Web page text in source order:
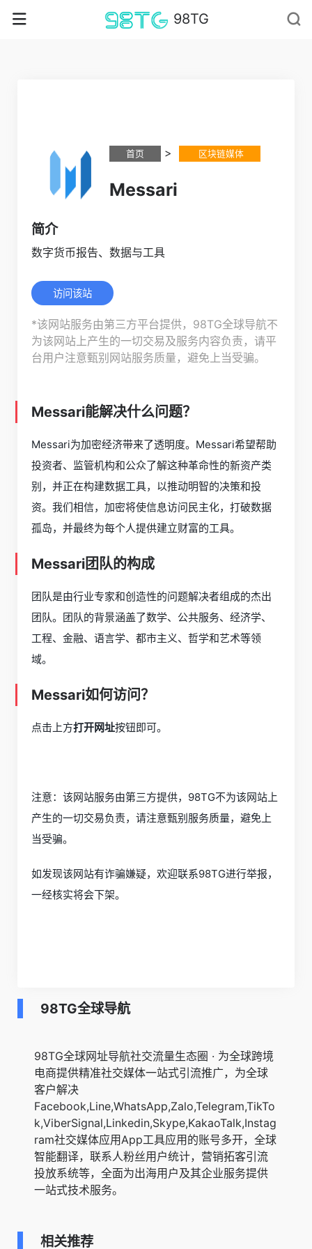
98TG
首页 > 区块链媒体
Messari
简介
数字货币报告、数据与工具
访问该站
*该网站服务由第三方平台提供，98TG全球导航不
为该网站上产生的一切交易及服务内容负责，请平
台用户注意甄别网站服务质量，避免上当受骗。
Messari能解决什么问题？
Messari为加密经济带来了透明度。Messari希望帮助
投资者、监管机构和公众了解这种革命性的新资产类
别，并正在构建数据工具，以推动明智的决策和投
资。我们相信，加密将使信息访问民主化，打破数据
孤岛，并最终为每个人提供建立财富的工具。
Messari团队的构成
团队是由行业专家和创造性的问题解决者组成的杰出
团队。团队的背景涵盖了数学、公共服务、经济学、
工程、金融、语言学、都市主义、哲学和艺术等领
域。
Messari如何访问？
点击上方打开网址按钮即可。
注意：该网站服务由第三方提供，98TG不为该网站上
产生的一切交易负责，请注意甄别服务质量，避免上
当受骗。
如发现该网站有诈骗嫌疑，欢迎联系98TG进行举报，
一经核实将会下架。
98TG全球导航
98TG全球网址导航社交流量生态圈 · 为全球跨境
电商提供精准社交媒体一站式引流推广，为全球
客户解决
Facebook,Line,WhatsApp,Zalo,Telegram,TikTo
k,ViberSignal,Linkedin,Skype,KakaoTalk,Instag
ram社交媒体应用App工具应用的账号多开，全球
智能翻译，联系人粉丝用户统计，营销拓客引流
投放系统等，全面为出海用户及其企业服务提供
一站式技术服务。
相关推荐